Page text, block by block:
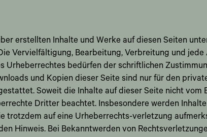
erstellten Inhalte und Werke auf diesen Seiten
Vervielfältigung, Bearbeitung, Verbreitung und
Urheberrechtes bedürfen der schriftlichen
und Kopien dieser Seite sind nur für den
Soweit die Inhalte auf dieser Seite nicht vom
Dritter beachtet. Insbesondere werden
trotzdem auf eine Urheberrechts-verletzung
Hinweis. Bei Bekanntwerden von